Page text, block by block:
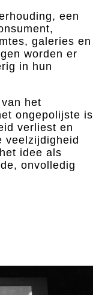
een
galeries en
worden er
in hun
het
ongepolijste is
verliest en
veelzijdigheid
idee als
onvolledig